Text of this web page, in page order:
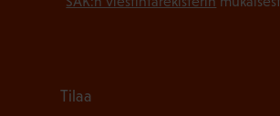
Tilaa